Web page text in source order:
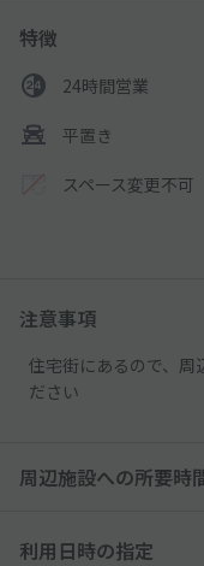
特徴
24時間営業
平置き
スペース変更不可
注意事項
住宅街にあるので、周
ださい
周辺施設への所要時
利用日時の指定